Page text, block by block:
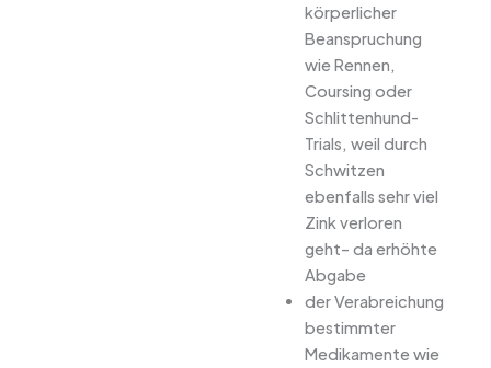
körperlicher
Beanspruchung
wie Rennen,
Coursing oder
Schlittenhund-
Trials, weil durch
Schwitzen
ebenfalls sehr viel
Zink verloren
geht– da erhöhte
Abgabe
der Verabreichung
bestimmter
Medikamente wie